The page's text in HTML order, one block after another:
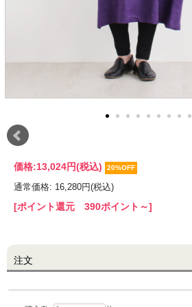
配送遅延情報
ご利用について
実店舗のご案内
LINE@お友だち登録で
10%OFFクーポンプレゼント中!
brand site
価格:13,024円(税込) 20%OFF
通常価格: 16,280円(税込)
[ポイント還元 390ポイント～]
注文